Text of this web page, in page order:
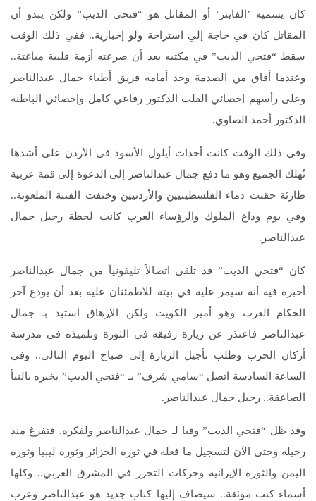
كان يسميه ’الفايتر‘ أو المقاتل هو “فتحي الديب” ولكن يبدو أن
المقاتل كان في حاجة إلي استراحة ولو إجبارية‏..‏ ففي ذلك الوقت
سقط “فتحي الديب” في مكتبه بعد أن صرعته أزمة قلبية مباغتة‏..‏
وعندما أفاق من الصدمة وجد أمامه فريق أطباء جمال عبدالناصر
وعلى رأسهم إخصائي القلب الدكتور رفاعي كامل وإخصائي الباطنة
الدكتور أحمد الصاوي‏.‏
وفي ذلك الوقت كانت أحداث أيلول الأسود في الأردن على أشدها
تُهلك الجميع وهو ما دفع جمال عبدالناصر إلى الدعوة إلى قمة عربية
طارئة حقنت دماء الفلسطينيين والأردنيين وخنفت الفتنة الملعونة‏..‏
وفي يوم وداع الملوك والرؤساء العرب كانت لحظة رحيل جمال
عبدالناصر‏.‏
كان “فتحي الديب” قد تلقى اتصالاً تليفونياً من جمال عبدالناصر
أخبره فيه أنه سيمر عليه في بيته للاطمئنان عليه بعد أن يودع آخر
الحكام العرب وهو أمير الكويت ولكن الإرهاق استبد بـ جمال
عبدالناصر فاعتذر عن زيارة رفيقه في الثورة وتلميذه في مدرسة
أركان الحرب وطلب تأجيل الزيارة إلى صباح اليوم التالي‏..‏ وفي
الساعة السادسة اتصل “سامي شرف” بـ “فتحي الديب” يخبره بالنبأ
الصاعقة‏..‏ رحيل جمال عبدالناصر‏.‏
وقد ظل “فتحي الديب” وفيا لـ جمال عبدالناصر ولفكره‏,‏ فتفرغ منذ
رحيله وحتى الآن لتسجيل ما فعله في ثورة الجزائر وثورة ليبيا وثورة
اليمن والثورة الإيرانية وحركات التحرر في المشرق العربي‏..‏ وكلها
أسماء كتب موثقة‏..‏ سيضاف إليها كتاب جديد هو عبدالناصر وعرب